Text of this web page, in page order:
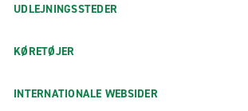
UDLEJNINGSSTEDER
KØRETØJER
INTERNATIONALE WEBSIDER